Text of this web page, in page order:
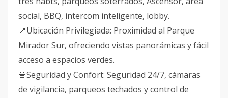
social, BBQ, intercom inteligente, lobby.
📍Ubicación Privilegiada: Proximidad al Parque
Mirador Sur, ofreciendo vistas panorámicas y fácil
acceso a espacios verdes.
🚨Seguridad y Confort: Seguridad 24/7, cámaras
de vigilancia, parqueos techados y control de